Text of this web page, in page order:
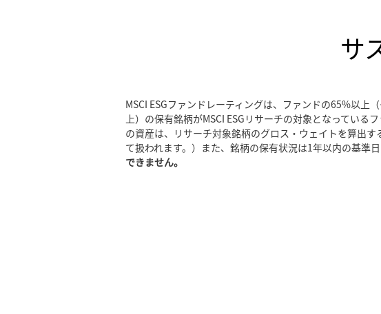
サ
MSCI ESGファンドレーティングは、ファンドの65%以
上）の保有銘柄がMSCI ESGリサーチの対象となってい
の資産は、リサーチ対象銘柄のグロス・ウェイトを算出
て扱われます。）また、銘柄の保有状況は1年以内の基準
できません。